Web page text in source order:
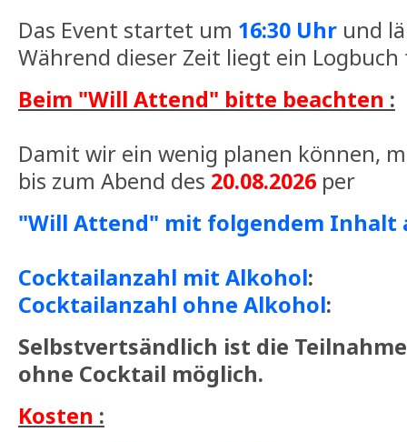
Das Event startet um 16:30 Uhr und
Während dieser Zeit liegt ein
Beim "Will Attend" bitte beachten :
Damit wir ein wenig planen können,
bis zum Abend des 20.08.2026 per
"Will Attend" mit folgendem Inhalt
Cocktailanzahl mit Alkohol:
Cocktailanzahl ohne Alkohol:
Selbstvertsändlich ist die
ohne Cocktail möglich.
Kosten :